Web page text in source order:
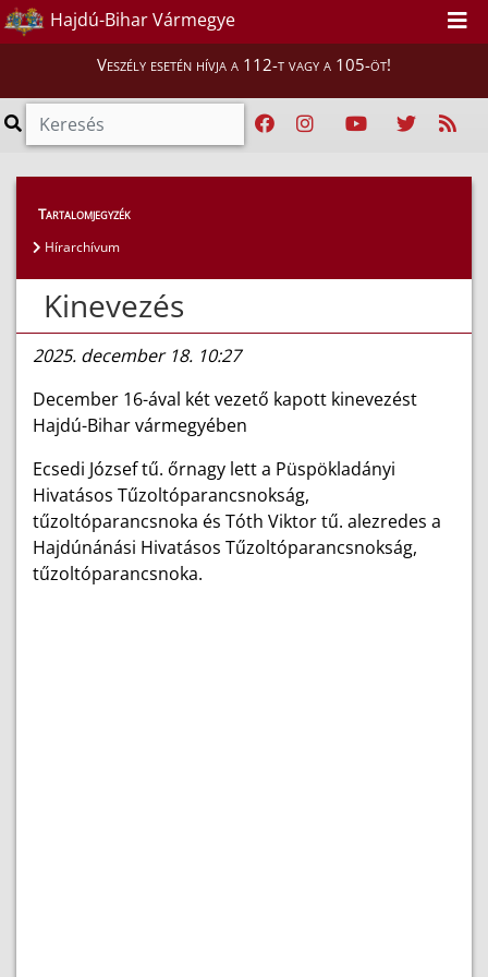
Hajdú-Bihar Vármegye
Veszély esetén hívja a 112-t vagy a 105-öt!
Híreink > Hírek
Tartalomjegyzék
Hírarchívum
Kinevezés
2025. december 18. 10:27
December 16-ával két vezető kapott kinevezést
Hajdú-Bihar vármegyében
Ecsedi József tű. őrnagy lett a Püspökladányi
Hivatásos Tűzoltóparancsnokság,
tűzoltóparancsnoka és Tóth Viktor tű. alezredes a
Hajdúnánási Hivatásos Tűzoltóparancsnokság,
tűzoltóparancsnoka.